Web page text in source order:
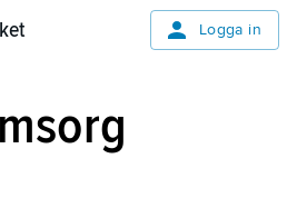
Logga in